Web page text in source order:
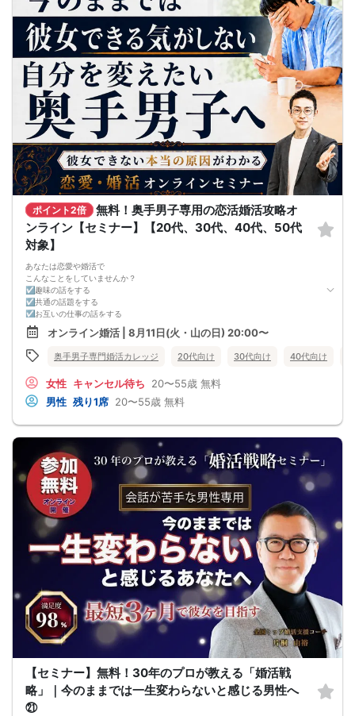
●好きになった女性との関係を続けられるようになる
まずは、異性が求めていることを理解し、
それを提供できる自分自身に変化していくことにより、
はじめて自分が好きな異性が自分を好きになってくれるようになり、
恋愛婚活が上手くいくようになります。
改善
異性が求めていることを理解し、
それを自然に伝えられる自分に変わることで、
好きな女性から選ばれるようになります。
婚活戦略セミナーでは、恋愛や婚活で悩む男性が
短期間で変化と成果を実感できる方法をお伝えします。
【注意事項】
・セミナー中はカメラをオン（お顔を出して）での受講をお願いします。
（屋外、車内からのご参加や、途中入室、退出はご遠慮下さい。）
【キャンセル規定】
セミナー準備の都合上、当日無断キャンセルの場合は、3,000円のキャンセル料を
お支払いいただきます。
ポイント2倍
無料！奥手男子専用の恋活婚活攻略オ
ンライン【セミナー】【20代、30代、40代、50代
対象】
あなたは恋愛や婚活で
こんなことをしていませんか？
☑趣味の話をする
☑共通の話題をする
☑お互いの仕事の話をする
☑家族や将来について話をする
☑食事の話をする
☑好印象に思ってもらうために
頑張って褒める
これらすべて、
奥手男子に合わない方法です。
なぜなら、趣味や共通の話題などをしても
次につなげようとすればするほど、
男性中心で考えていることが伝わり、
気づかないうちに「女性の信頼」を失ってしまう。
さらに、出会いの数を増やしても
気になる女性を目の前にすると、
「好印象に思われたい。嫌われたくない。」
という気持ちが強くなり、
どうしても当たり障りない会話してしまう。
その結果、彼女できるチャンスを
逃している奥手男子がめっちゃ多いからです。
でも、安心してください！
今年こそは彼女できて
一緒に美味しいものを食べに行ったり、
映画に行ったり、旅行に行けるように、
「奥手男子専用の恋愛婚活攻略」
を用意しています！
ぜひこの先を読み進めてみてください👇
※講師の急用以外はたとえ参加人数が1人でも
その人のために必ず実施します
※はじめてセミナーに参加する方も
ビデオオフでも参加OKにしているので
安心してください
オンライン婚活 | 8月11日(火・山の日) 20:00〜
奥手男子専門婚活カレッジ 20代向け 30代向け 40代向け
女性 キャンセル待ち 20〜55歳 無料
男性 残り1席 20〜55歳 無料
【セミナー】無料！30年のプロが教える「婚活戦
略」｜今のままでは一生変わらないと感じる男性へ
㉑